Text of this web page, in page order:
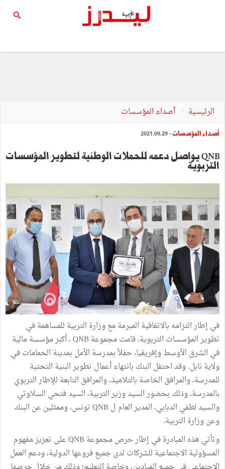
الرئيسية أصداء المؤسسات
أصداء المؤسسات- 2021.09.29
QNB يواصل دعمه للحملات الوطنية لتطوير المؤسسات
التربوية
في إطار التزامه بالاتفاقية المبرمة مع وزارة التربية للمساهمة في
تطوير المؤسسات التربوية، قامت مجموعة QNB ، أكبر مؤسسة مالية
في الشرق الأوسط وإفريقيا، حفلاً بمدرسة الأمل بمدينة الحمامات في
ولاية نابل. وقد احتفل البنك بانتهاء أعمال تطوير البنية التحتية
للمدرسة، والمرافق الخاصة بالتلاميذ، والمرافق التابعة للإطار التربوي
بالمدرسة، وذلك بحضور السيد وزير التربية، السيد فتحي السلاوتي
والسيد لطفي الدبابي، المدير العام ل QNB تونس، وممثلين عن البنك
وعن وزارة التربية.
وتأتي هذه المبادرة في إطار حرص مجموعة QNB على تعزيز مفهوم
المسؤولية الاجتماعية للشركات لدى جميع فروعها الدولية، ودعم العمل